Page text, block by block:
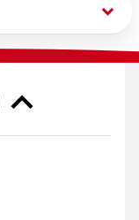
keyboard_arrow_down